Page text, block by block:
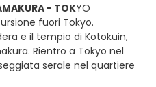
- TOKYO
fuori Tokyo.
e il tempio di Kotokuin,
Rientro a Tokyo nel
serale nel quartiere